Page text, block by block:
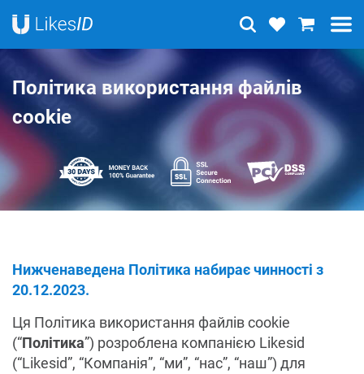
Політика використання файлів
cookie
Нижченаведена Політика набирає чинності з
20.12.2023.
Ця Політика використання файлів cookie
(“Політика”) розроблена компанією Likesid
(“Likesid”, “Компанія”, “ми”, “нас”, “наш”) для